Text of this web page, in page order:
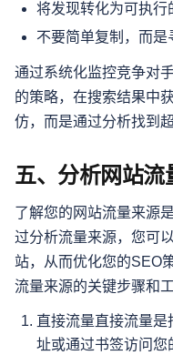
将发现转化为可执行
不要简单复制，而
通过系统化监控竞争对
的策略，在搜索结果中
仿，而是通过分析找到
五、分析网站流
了解您的网站流量来源
过分析流量来源，您可
站，从而优化您的SEO
流量来源的关键步骤和工
直接流量直接流量是
址或通过书签访问您